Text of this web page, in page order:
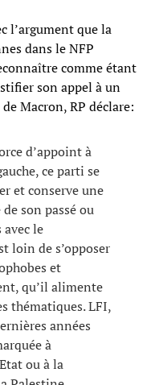
l’argument que la
dans le NFP
comme étant
son appel à un
Macron, RP déclare:
d’appoint à
ce parti se
et conserve une
son passé ou
le
loin de s’opposer
et
qu’il alimente
thématiques. LFI,
années
à
ou à la